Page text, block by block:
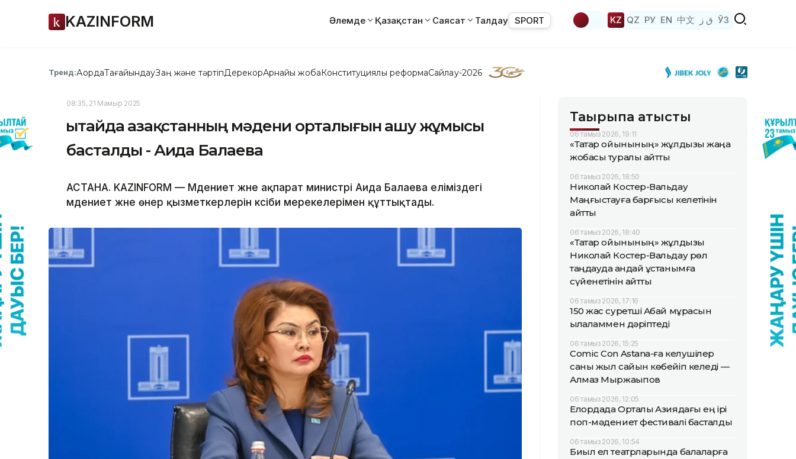
KAZINFORM Әлемде Қазақстан Саясат Талдау SPORT KZ QZ РУ EN 中文 ق ز ЎЗ
Тренд:АқордаТағайындауЗаң және тәртіпДерекқорАрнайы жобаКонституциялық реформаСайлау-2026
08:35, 21 Мамыр 2025
Қытайда Қазақстанның мәдени орталығын ашу жұмысы
басталды - Аида Балаева
АСТАНА. KAZINFORM — Мәдениет және ақпарат министрі Аида Балаева еліміздегі
мәдениет және өнер қызметкерлерін кәсіби мерекелерімен құттықтады.
Тақырыпқа қатысты
06 тамыз 2026, 19:11
«Тақтар ойынының» жұлдызы жаңа
жобасы туралы айтты
06 тамыз 2026, 18:50
Николай Костер-Вальдау
Маңғыстауға барғысы келетінін
айтты
06 тамыз 2026, 18:40
«Тақтар ойынының» жұлдызы
Николай Костер-Вальдау рөл
таңдауда қандай ұстанымға
сүйенетінін айтты
06 тамыз 2026, 17:16
150 жас суретші Абай мұрасын
қылқаламмен дәріптеді
06 тамыз 2026, 15:25
Comic Con Astana-ға келушілер
саны жыл сайын көбейіп келеді —
Алмаз Мыржақыпов
06 тамыз 2026, 12:05
Елордада Орталық Азиядағы ең ірі
поп-мәдениет фестивалі басталды
06 тамыз 2026, 10:54
Биыл ел театрларында балаларға